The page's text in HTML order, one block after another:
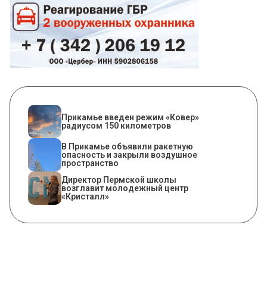
Прикамье введен режим «Ковер»
радиусом 150 километров
В Прикамье объявили ракетную
опасность и закрыли воздушное
пространство
​Директор Пермской школы
возглавит молодежный центр
«Кристалл»